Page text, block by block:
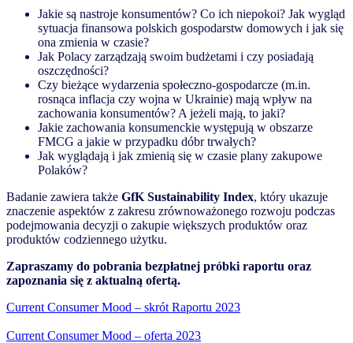
Jakie są nastroje konsumentów? Co ich niepokoi? Jak wygląd
sytuacja finansowa polskich gospodarstw domowych i jak się
ona zmienia w czasie?
Jak Polacy zarządzają swoim budżetami i czy posiadają
oszczędności?
Czy bieżące wydarzenia społeczno-gospodarcze (m.in.
rosnąca inflacja czy wojna w Ukrainie) mają wpływ na
zachowania konsumentów? A jeżeli mają, to jaki?
Jakie zachowania konsumenckie występują w obszarze
FMCG a jakie w przypadku dóbr trwałych?
Jak wyglądają i jak zmienią się w czasie plany zakupowe
Polaków?
Badanie zawiera także GfK Sustainability Index, który ukazuje
znaczenie aspektów z zakresu zrównoważonego rozwoju podczas
podejmowania decyzji o zakupie większych produktów oraz
produktów codziennego użytku.
Zapraszamy do pobrania bezpłatnej próbki raportu oraz
zapoznania się z aktualną ofertą.
Current Consumer Mood – skrót Raportu 2023
Current Consumer Mood – oferta 2023